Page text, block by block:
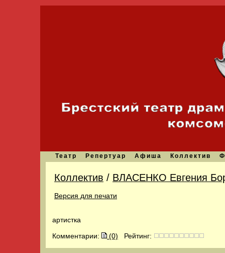
Театр Репертуар Афиша Коллектив
Коллектив / ВЛАСЕНКО Евгения
Версия для печати
артистка
Комментарии:
(0) Рейтинг: